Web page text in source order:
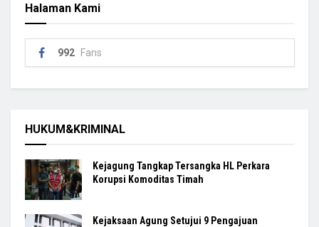
Halaman Kami
992 Fans
HUKUM&KRIMINAL
Kejagung Tangkap Tersangka HL Perkara
Korupsi Komoditas Timah
Kejaksaan Agung Setujui 9 Pengajuan